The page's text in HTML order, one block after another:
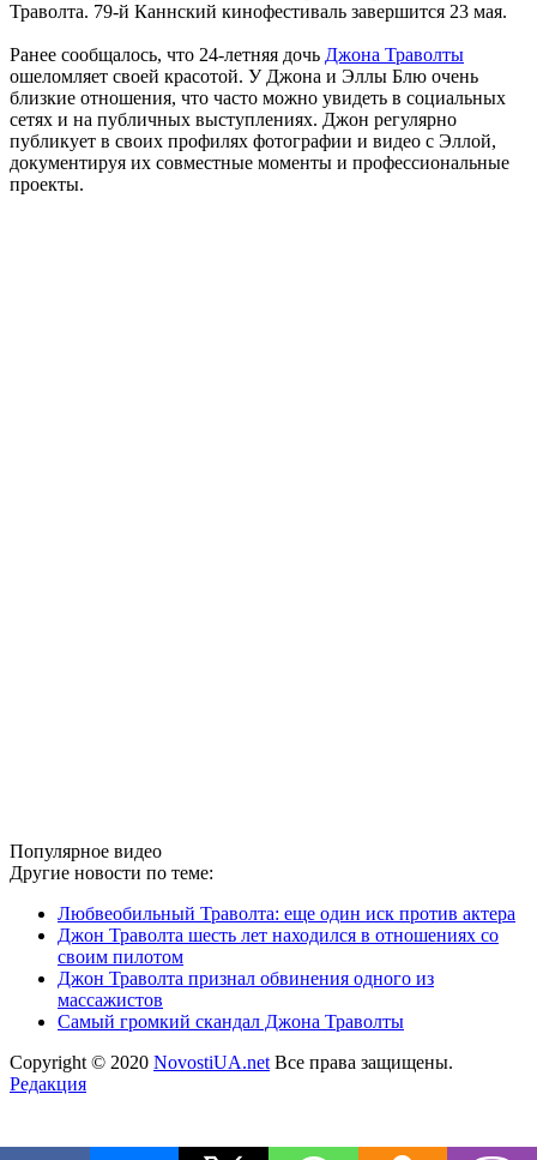
Траволта. 79-й Каннский кинофестиваль завершится 23 мая.
Ранее сообщалось, что 24-летняя дочь Джона Траволты
ошеломляет своей красотой. У Джона и Эллы Блю очень
близкие отношения, что часто можно увидеть в социальных
сетях и на публичных выступлениях. Джон регулярно
публикует в своих профилях фотографии и видео с Эллой,
документируя их совместные моменты и профессиональные
проекты.
Популярное видео
Другие новости по теме:
Любвеобильный Траволта: еще один иск против актера
Джон Траволта шесть лет находился в отношениях со
своим пилотом
Джон Траволта признал обвинения одного из
массажистов
Самый громкий скандал Джона Траволты
Copyright © 2020 NovostiUA.net Все права защищены.
Редакция